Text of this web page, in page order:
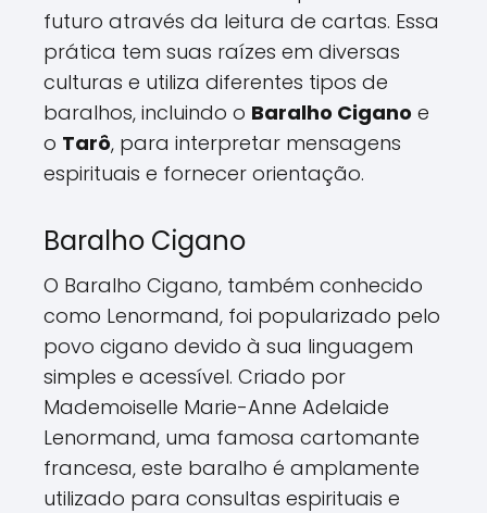
futuro através da leitura de cartas. Essa
prática tem suas raízes em diversas
culturas e utiliza diferentes tipos de
baralhos, incluindo o Baralho Cigano e
o Tarô, para interpretar mensagens
espirituais e fornecer orientação.
Baralho Cigano
O Baralho Cigano, também conhecido
como Lenormand, foi popularizado pelo
povo cigano devido à sua linguagem
simples e acessível. Criado por
Mademoiselle Marie-Anne Adelaide
Lenormand, uma famosa cartomante
francesa, este baralho é amplamente
utilizado para consultas espirituais e